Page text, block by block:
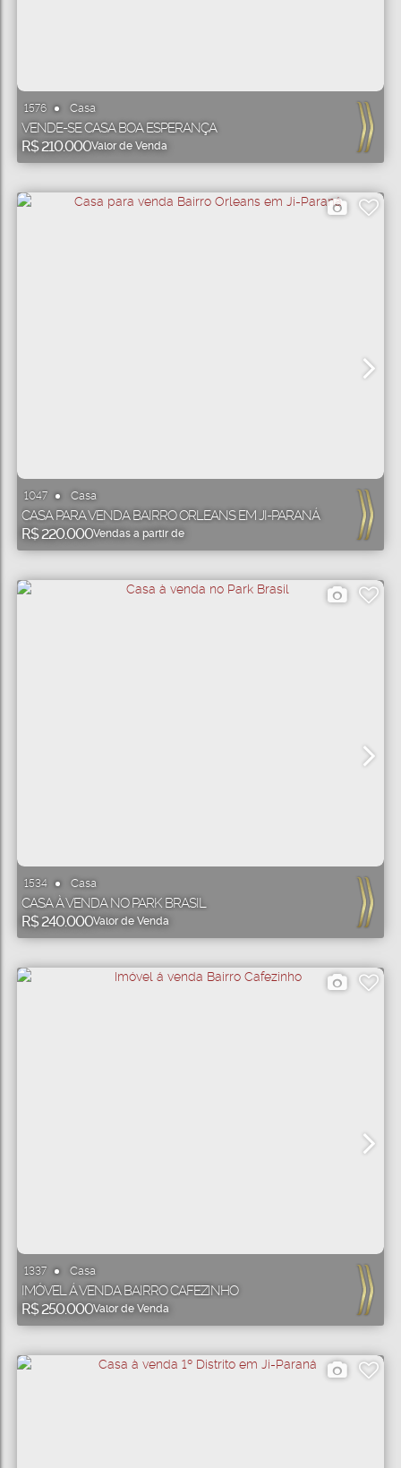
1576 Casa
R$210.000Valor de Venda
VENDE-SE CASA BOA ESPERANÇA
1047 Casa
R$220.000Vendas a partir de
CASA PARA VENDA BAIRRO ORLEANS EM JI-PARANÁ
1534 Casa
R$240.000Valor de Venda
CASA À VENDA NO PARK BRASIL
1337 Casa
R$250.000Valor de Venda
IMÓVEL Á VENDA BAIRRO CAFEZINHO